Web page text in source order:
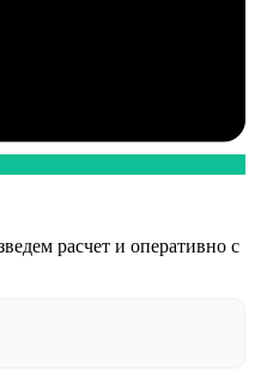
расчет и оперативно с